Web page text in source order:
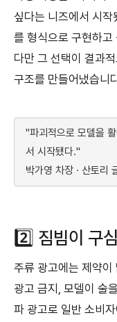
싶다는 니즈에서 시
를 형식으로 구현하
다만 그 선택이 결과
구조를 만들어냈습니
"파괴적으로 모델을
서 시작됐다."
박가영 차장 · 산토리
2️⃣ 짐빔이 구
주류 광고에는 제약
광고 금지, 모델이 술
파 광고로 일반 소비